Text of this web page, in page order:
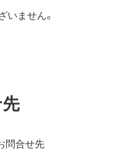
いません。
問合せ先